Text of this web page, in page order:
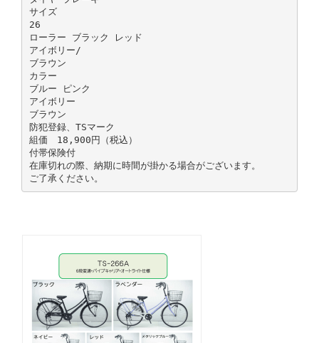
サイズ
26
ローラー ブラック レッド
アイボリー/
ブラウン
カラー
ブルー ピンク
アイボリー
ブラウン
防犯登録、TSマーク
組価 18,900円（税込）
付帯保険付
在庫切れの際、納期に時間が掛かる場合がございます。